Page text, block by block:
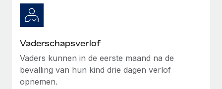
Vaderschapsverlof
Vaders kunnen in de eerste maand na de
bevalling van hun kind drie dagen verlof
opnemen.